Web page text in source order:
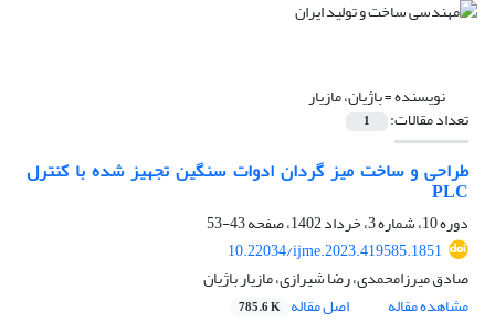
نویسنده =باژیان، مازیار
تعداد مقالات: 1
طراحی و ساخت میز گردان ادوات سنگین تجهیز شده با کنترل
PLC
دوره 10، شماره 3، خرداد 1402، صفحه
43-53
10.22034/ijme.2023.419585.1851
صادق میرزامحمدی، رضا شیرازی، مازیار باژیان
مشاهده مقاله
اصل مقاله 785.6 K